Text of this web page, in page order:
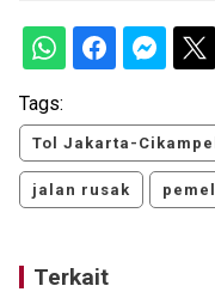
Tags:
Tol Jakarta-
jalan rusak
Terkait